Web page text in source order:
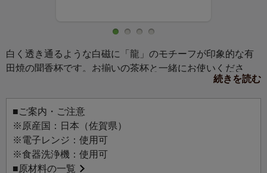
白く透き通るような白磁に「龍」のモチーフが印象的な有
田焼の聞香杯です。お揃いの茶杯と一緒にお使いくださ
続きを読む
■ご案内・ご注意
※原産国：日本（佐賀県）
※電子レンジ：使用可
※食器洗浄機：使用可
■原材料の一覧